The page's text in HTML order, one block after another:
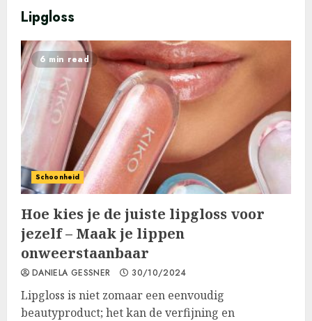
Lipgloss
6 min read
Schoonheid
Hoe kies je de juiste lipgloss voor
jezelf – Maak je lippen
onweerstaanbaar
DANIELA GESSNER 30/10/2024
Lipgloss is niet zomaar een eenvoudig
beautyproduct; het kan de verfijning en